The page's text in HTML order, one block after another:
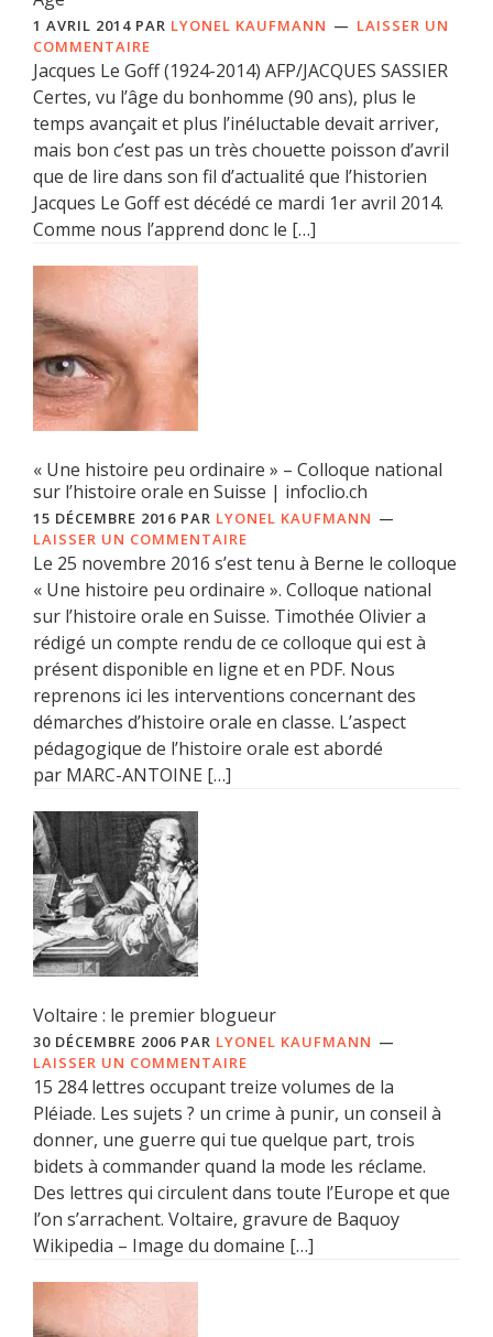
1 AVRIL 2014 PAR LYONEL KAUFMANN
LAISSER UN
COMMENTAIRE
Jacques Le Goff (1924-2014) AFP/JACQUES SASSIER
Certes, vu l’âge du bonhomme (90 ans), plus le
temps avançait et plus l’inéluctable devait arriver,
mais bon c’est pas un très chouette poisson d’avril
que de lire dans son fil d’actualité que l’historien
Jacques Le Goff est décédé ce mardi 1er avril 2014.
Comme nous l’apprend donc le […]
« Une histoire peu ordinaire » – Colloque national
sur l’histoire orale en Suisse | infoclio.ch
15 DÉCEMBRE 2016 PAR LYONEL KAUFMANN
LAISSER UN COMMENTAIRE
Le 25 novembre 2016 s’est tenu à Berne le colloque
« Une histoire peu ordinaire ». Colloque national
sur l’histoire orale en Suisse. Timothée Olivier a
rédigé un compte rendu de ce colloque qui est à
présent disponible en ligne et en PDF. Nous
reprenons ici les interventions concernant des
démarches d’histoire orale en classe. L’aspect
pédagogique de l’histoire orale est abordé
par MARC-ANTOINE […]
Voltaire : le premier blogueur
30 DÉCEMBRE 2006 PAR LYONEL KAUFMANN
LAISSER UN COMMENTAIRE
15 284 lettres occupant treize volumes de la
Pléiade. Les sujets ? un crime à punir, un conseil à
donner, une guerre qui tue quelque part, trois
bidets à commander quand la mode les réclame.
Des lettres qui circulent dans toute l’Europe et que
l’on s’arrachent. Voltaire, gravure de Baquoy
Wikipedia – Image du domaine […]